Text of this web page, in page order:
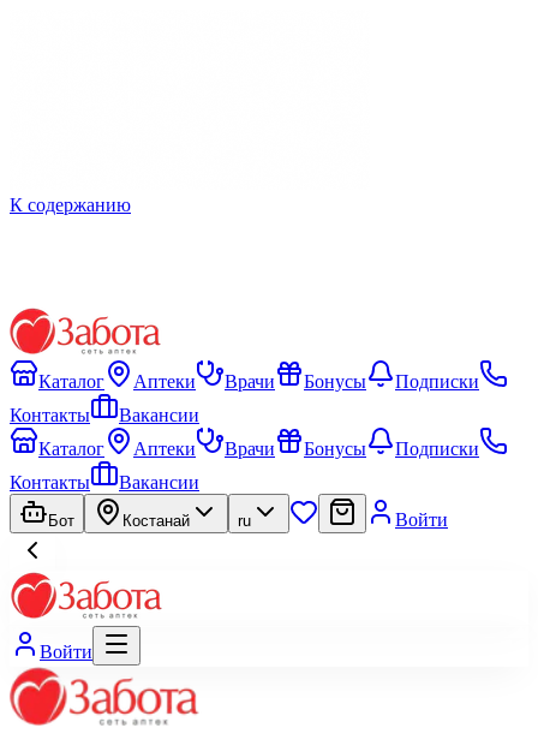
К содержанию
Каталог Аптеки Врачи Бонусы
Подписки
Контакты
Вакансии
Каталог
Аптеки Врачи Бонусы
Подписки
Контакты
Вакансии
Бот Костанай ru Войти
Войти